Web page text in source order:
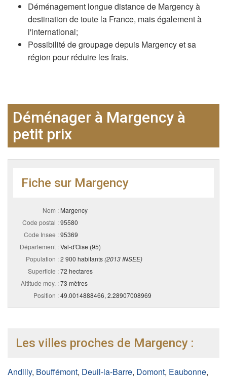
Déménagement longue distance de Margency à
destination de toute la France, mais également à
l'international;
Possibilité de groupage depuis Margency et sa
région pour réduire les frais.
Déménager à Margency à
petit prix
Fiche sur Margency
Nom : Margency
Code postal :95580
Code Insee :95369
Département :Val-d'Oise (95)
Population :2 900 habitants(2013 INSEE)
Superficie :72 hectares
Altitude moy. :73 mètres
Position :49.0014888466, 2.28907008969
Les villes proches de Margency :
Andilly, Bouffémont, Deuil-la-Barre, Domont, Eaubonne,